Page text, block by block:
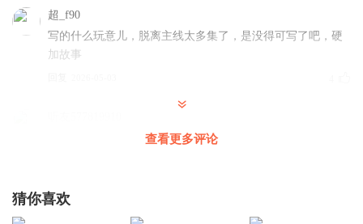
超_f90
写的什么玩意儿，脱离主线太多集了，是没得可写了吧，硬
加故事
啥东西都跑到你姥姥家去了
看客老李
查看更多评论
猜你喜欢